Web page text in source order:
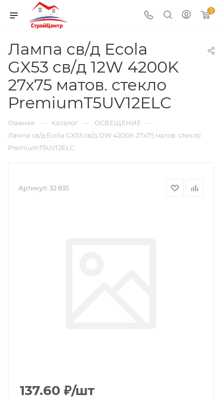
0
Лампа св/д Ecola
GX53 св/д 12W 4200K
27x75 матов. стекло
PremiumT5UV12ELC
Главная — Каталог — ОСВЕЩЕНИЕ —
Лампа св/д Ecola GX53 св/д 12W 4200K 27x75 матов. стекло
PremiumT5UV12ELC
Артикул: 32 835
137.60 ₽/шт